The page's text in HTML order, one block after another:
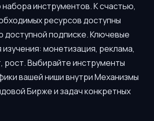
набора инструментов. К счастью,
ресурсов доступны
доступной подписке. Ключевые
монетизация, реклама,
рост. Выбирайте инструменты
вашей ниши внутри Механизмы
Бирже и задач конкретных